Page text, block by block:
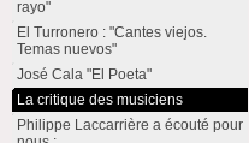
rayo"
El Turronero : "Cantes viejos.
Temas nuevos"
José Cala "El Poeta"
La critique des musiciens
Philippe Laccarrière a écouté pour